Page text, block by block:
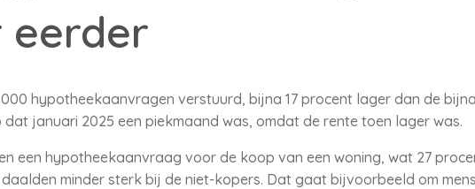
eerder
hypotheekaanvragen verstuurd, bijna 17 procent lager dan de
dat januari 2025 een piekmaand was, omdat de rente toen lager was.
een hypotheekaanvraag voor de koop van een woning, wat 27
minder sterk bij de niet-kopers. Dat gaat bijvoorbeeld om